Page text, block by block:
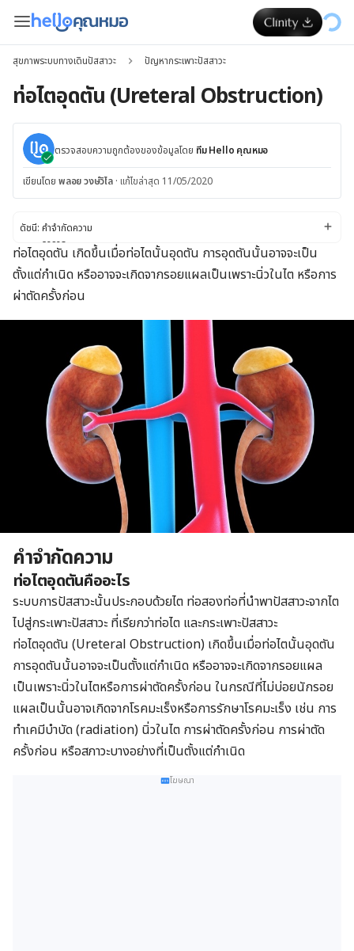
สุขภาพระบบทางเดินปัสสาวะ ปัญหากระเพาะปัสสาวะ
ท่อไตอุดตัน (Ureteral Obstruction)
ตรวจสอบความถูกต้องของข้อมูลโดย ทีม Hello คุณหมอ
เขียนโดย พลอย วงษ์วิไล · แก้ไขล่าสุด 11/05/2020
ดัชนี: คำจำกัดความ
อาการ
สาเหตุ
ปัจจัยเสี่ยง
การวินิจฉัยโรคและการรักษาโรค
ท่อไตอุดตัน เกิดขึ้นเมื่อท่อไตนั้นอุดตัน การอุดตันนั้นอาจจะเป็น
ตั้งแต่กำเนิด หรืออาจจะเกิดจากรอยแผลเป็นเพราะนิ่วในไต หรือการ
ผ่าตัดครั้งก่อน
คำจำกัดความ
ท่อไตอุดตันคืออะไร
ระบบการปัสสาวะนั้นประกอบด้วยไต ท่อสองท่อที่นำพาปัสสาวะจากไต
ไปสู่กระเพาะปัสสาวะ ที่เรียกว่าท่อไต และกระเพาะปัสสาวะ
ท่อไตอุดตัน (Ureteral Obstruction) เกิดขึ้นเมื่อท่อไตนั้นอุดตัน
การอุดตันนั้นอาจจะเป็นตั้งแต่กำเนิด หรืออาจจะเกิดจากรอยแผล
เป็นเพราะนิ่วในไตหรือการผ่าตัดครั้งก่อน ในกรณีที่ไม่บ่อยนักรอย
แผลเป็นนั้นอาจเกิดจากโรคมะเร็งหรือการรักษาโรคมะเร็ง เช่น การ
ทำเคมีบำบัด (radiation) นิ่วในไต การผ่าตัดครั้งก่อน การผ่าตัด
ครั้งก่อน หรือสภาวะบางอย่างที่เป็นตั้งแต่กำเนิด
โฆษณา